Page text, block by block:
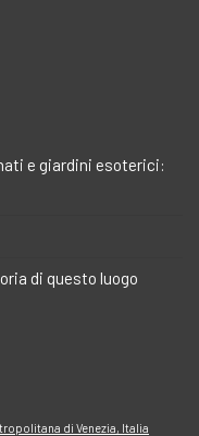
e giardini esoterici:
di questo luogo
di Venezia, Italia